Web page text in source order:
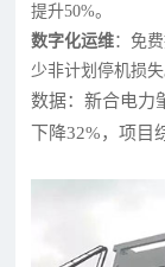
提升50%。
数字化运维：免
少非计划停机损失
数据：新合电力
下降32%，项目